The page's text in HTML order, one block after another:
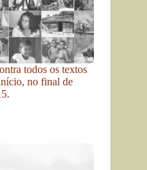
todos os textos
no final de